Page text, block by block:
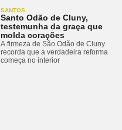
SANTOS
Santo Odão de Cluny,
testemunha da graça que
molda corações
A firmeza de São Odão de Cluny
recorda que a verdadeira reforma
começa no interior